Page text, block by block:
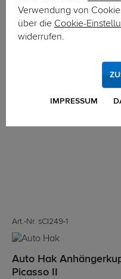
Art.-Nr. sCI249-1
Auto Hak
Picasso II
Verwendung von
über die Cookie-
widerrufen.
IMPRESSUM